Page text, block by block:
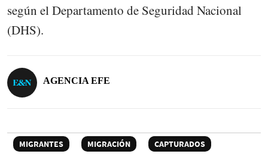
según el Departamento de Seguridad Nacional
(DHS).
AGENCIA EFE
MIGRANTES MIGRACIÓN
CAPTURADOS